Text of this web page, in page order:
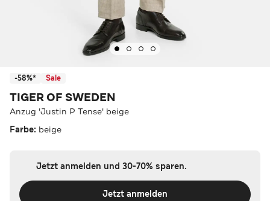
-58%* Sale
TIGER OF SWEDEN
Anzug 'Justin P Tense' beige
Farbe: beige
Jetzt anmelden und 30-70% sparen.
Jetzt anmelden